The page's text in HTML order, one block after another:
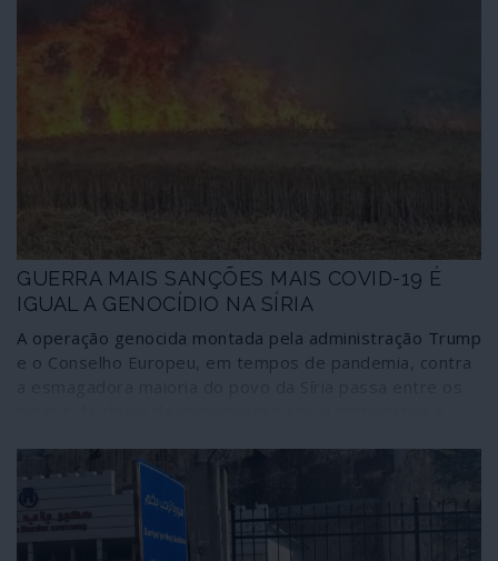
GUERRA MAIS SANÇÕES MAIS COVID-19 É
IGUAL A GENOCÍDIO NA SÍRIA
A operação genocida montada pela administração Trump
e o Conselho Europeu, em tempos de pandemia, contra
manifestem a menor intenção de travar a tragédia
recaindo sobre pelo menos 17 milhões de pessoas.